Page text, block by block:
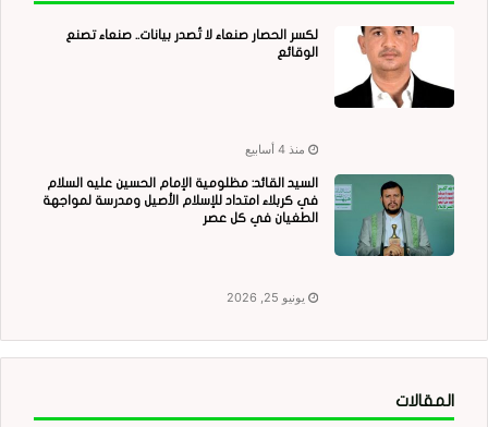
لكسر الحصار صنعاء لا تُصدر بيانات.. صنعاء تصنع
الوقائع
منذ 4 أسابيع
السيد القائد: مظلومية الإمام الحسين عليه السلام
في كربلاء امتداد للإسلام الأصيل ومدرسة لمواجهة
الطغيان في كل عصر
يونيو 25, 2026
المقالات